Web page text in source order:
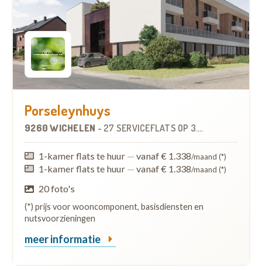
Porseleynhuys
9260 WICHELEN - 27 SERVICEFLATS OP 3.4 KM
1-kamer flats te huur — vanaf € 1.338/maand (*)
1-kamer flats te huur — vanaf € 1.338/maand (*)
20 foto's
(*) prijs voor wooncomponent, basisdiensten en
nutsvoorzieningen
meer informatie